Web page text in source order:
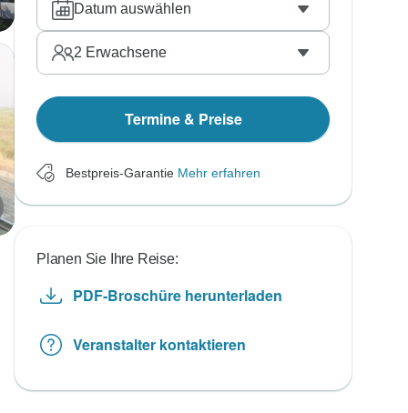
Datum auswählen
2 Erwachsene
Termine & Preise
Bestpreis-Garantie Mehr erfahren
Planen Sie Ihre Reise:
PDF-Broschüre herunterladen
Veranstalter kontaktieren